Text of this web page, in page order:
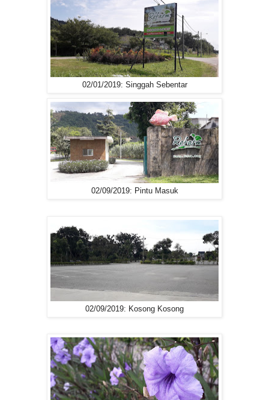
02/01/2019: Singgah Sebentar
02/09/2019: Pintu Masuk
02/09/2019: Kosong Kosong